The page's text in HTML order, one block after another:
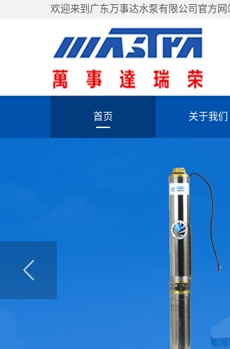
欢迎来到广东万事达水泵有限公司官方网
首页 关于我们